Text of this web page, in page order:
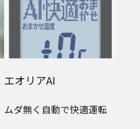
エオリアAI
ムダ無く自動で快適運転